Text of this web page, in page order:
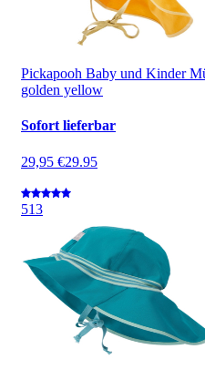
Pickapooh Baby und Kinder
golden yellow
Sofort lieferbar
29,95 €29.95
513